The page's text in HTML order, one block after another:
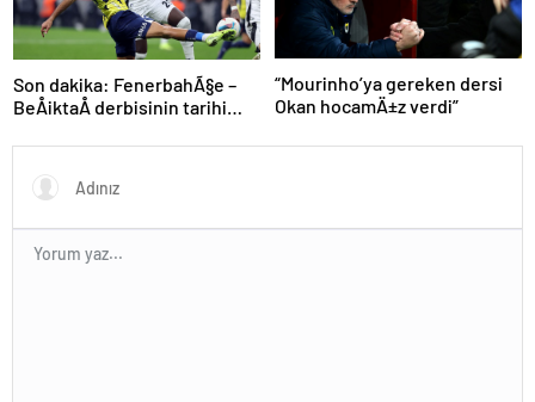
Son dakika: FenerbahÃ§e –
BeÅiktaÅ derbisinin tarihi
“Mourinho’ya gereken dersi
Okan hocamÄ±z verdi”